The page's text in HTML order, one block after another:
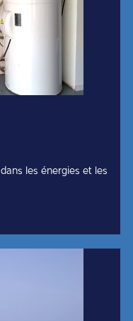
les énergies et les